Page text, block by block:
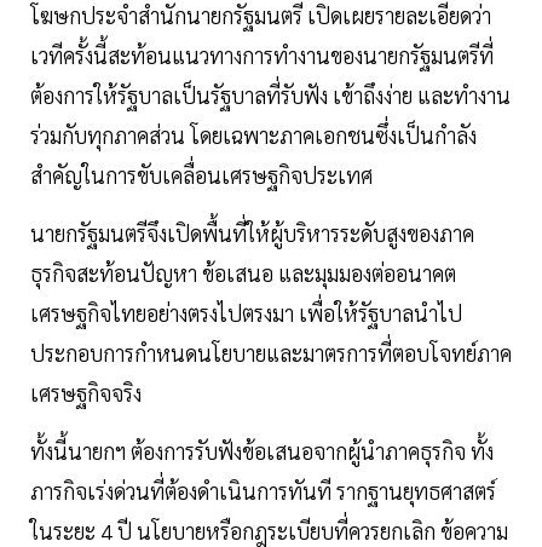
โฆษกประจำสำนักนายกรัฐมนตรี เปิดเผยรายละเอียดว่า
เวทีครั้งนี้สะท้อนแนวทางการทำงานของนายกรัฐมนตรีที่
ต้องการให้รัฐบาลเป็นรัฐบาลที่รับฟัง เข้าถึงง่าย และทำงาน
ร่วมกับทุกภาคส่วน โดยเฉพาะภาคเอกชนซึ่งเป็นกำลัง
สำคัญในการขับเคลื่อนเศรษฐกิจประเทศ
นายกรัฐมนตรีจึงเปิดพื้นที่ให้ผู้บริหารระดับสูงของภาค
ธุรกิจสะท้อนปัญหา ข้อเสนอ และมุมมองต่ออนาคต
เศรษฐกิจไทยอย่างตรงไปตรงมา เพื่อให้รัฐบาลนำไป
ประกอบการกำหนดนโยบายและมาตรการที่ตอบโจทย์ภาค
เศรษฐกิจจริง
ทั้งนี้นายกฯ ต้องการรับฟังข้อเสนอจากผู้นำภาคธุรกิจ ทั้ง
ภารกิจเร่งด่วนที่ต้องดำเนินการทันที รากฐานยุทธศาสตร์
ในระยะ 4 ปี นโยบายหรือกฎระเบียบที่ควรยกเลิก ข้อความ